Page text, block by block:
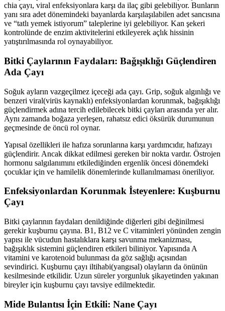
chia çayı, viral enfeksiyonlara karşı da ilaç gibi gelebiliyor. Bunların
yanı sıra adet dönemindeki bayanlarda karşılaşılabilen adet sancısına
ve “tatlı yemek istiyorum” taleplerine iyi gelebiliyor. Kan şekeri
kontrolünde de enzim aktivitelerini etkileyerek açlık hissinin
yatıştırılmasında rol oynayabiliyor.
Bitki Çaylarının Faydaları: Bağışıklığı Güçlendiren
Ada Çayı
Soğuk ayların vazgeçilmez içeceği ada çayı. Grip, soğuk algınlığı ve
benzeri viral(virüs kaynaklı) enfeksiyonlardan korunmak, bağışıklığı
güçlendirmek adına tercih edilebilecek bitki çayları arasında yer alır.
Aynı zamanda boğaza yerleşen, rahatsız edici öksürük durumunun
geçmesinde de öncü rol oynar.
Yapısal özellikleri ile hafıza sorunlarına karşı yardımcıdır, hafızayı
güçlendirir. Ancak dikkat edilmesi gereken bir nokta vardır. Östrojen
hormonu salgılanımını etkilediğinden ergenlik öncesi dönemdeki
çocuklar için ve hamilelik dönemlerinde kullanılmaması öneriliyor.
Enfeksiyonlardan Korunmak İsteyenlere: Kuşburnu
Çayı
Bitki çaylarının faydaları denildiğinde diğerleri gibi değinilmesi
gerekir kuşburnu çayına. B1, B12 ve C vitaminleri yönünden zengin
yapısı ile vücudun hastalıklara karşı savunma mekanizması,
bağışıklık sistemini güçlendiren etkileri biliniyor. Yapısında A
vitamini ve karotenoid bulunması da göz sağlığı açısından
sevindirici. Kuşburnu çayı iltihabi(yangısal) olayların da önünün
kesilmesinde etkilidir. Uzun süreler yorgunluk şikayetinden yakınan
bireyler için kuşburnu çayı tavsiye edilmektedir.
Mide Bulantısı İçin Etkili: Nane Çayı